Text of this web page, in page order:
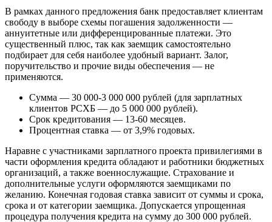
В рамках данного предложения банк предоставляет клиентам
свободу в выборе схемы погашения задолженности —
аннуитетные или дифференцированные платежи. Это
существенный плюс, так как заемщик самостоятельно
подбирает для себя наиболее удобный вариант. Залог,
поручительство и прочие виды обеспечения — не
применяются.
Сумма — 30 000-3 000 000 рублей (для зарплатных
клиентов РСХБ — до 5 000 000 рублей).
Срок кредитования — 13-60 месяцев.
Процентная ставка — от 3,9% годовых.
Наравне с участниками зарплатного проекта привилегиями в
части оформления кредита обладают и работники бюджетных
организаций, а также военнослужащие. Страхование и
дополнительные услуги оформляются заемщиками по
желанию. Конечная годовая ставка зависит от суммы и срока,
срока и от категории заемщика. Допускается упрощенная
процедура получения кредита на сумму до 300 000 рублей.